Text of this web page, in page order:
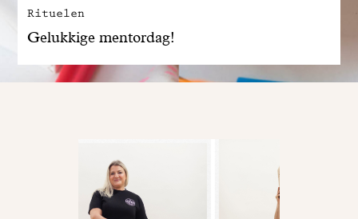
Rituelen
Gelukkige mentordag!